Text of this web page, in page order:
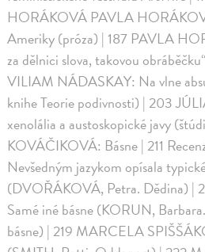
HORÁKOVÁ PAVLA
Ameriky (próza) | 187 PAVLA
za dělnici slova, takovou
VILIAM NÁDASKAY: Na vlne
knihe Teorie podivnosti) | 203
xenolália a austoskopické javy
KOVÁČIKOVÁ: Básne | 211
Nevšedným jazykom opísala
(DVOŘÁKOVÁ, Petra. Dědina) |
Samé iné básne (KORUN,
básne) | 219 MARCELA